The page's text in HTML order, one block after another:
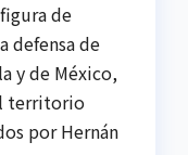
de
defensa de
y de México,
territorio
por Hernán